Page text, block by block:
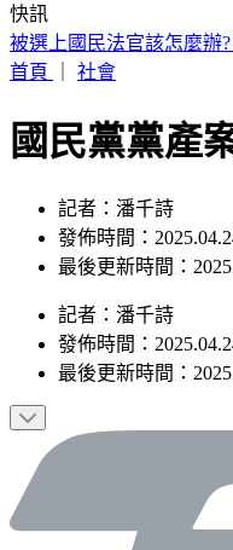
快訊
被選上國民法官該怎麼辦
首頁
社會
國民黨黨產
記者：潘千詩
發佈時間：
最後更新時間：
記者 ： 潘千詩
發佈時間：
最後更新時間：